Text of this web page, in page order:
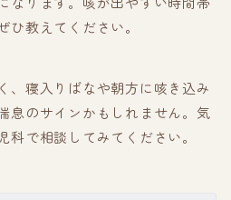
教えてください。
、寝入りばなや朝方に咳き込み
息のサインかもしれません。気
科で相談してみてください。